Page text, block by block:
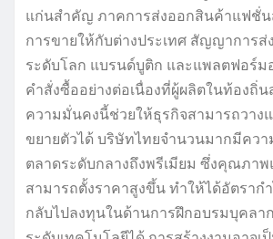
แก่นสำคัญ ภาคการส่งออกสินค้าแฟชั่น
การขายให้กับต่างประเทศ สัญญาการ
ระดับโลก แบรนด์บูติก และแพลตฟอร์ม
คำสั่งซื้ออย่างต่อเนื่องที่ผู้ผลิตในท้องถิ่
ความมั่นคงนี้ช่วยให้ธุรกิจสามารถวาง
ขยายตัวได้ บริษัทไทยจำนวนมากมีคว
ตลาดระดับกลางถึงพรีเมียม ซึ่งคุณภา
สามารถตั้งราคาสูงขึ้น ทำให้ได้อัตราก
กลับไปลงทุนในด้านการฝึกอบรมบุคลา